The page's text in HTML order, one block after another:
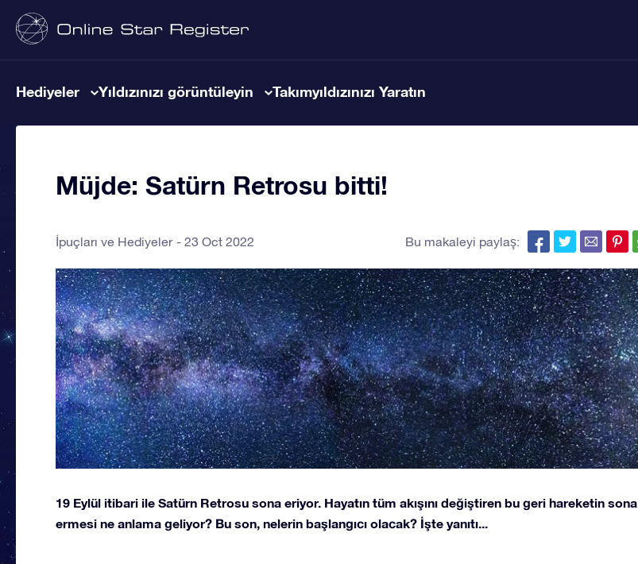
Hediyeler Yıldızınızı görüntüleyin Takımyıldızınızı Yaratın
Müjde: Satürn Retrosu bitti!
İpuçları ve Hediyeler 23 Oct 2022 Bu makaleyi paylaş:
19 Eylül itibari ile Satürn Retrosu sona eriyor. Hayatın tüm akışını değiştiren bu geri hareketin sona
ermesi ne anlama geliyor? Bu son, nelerin başlangıcı olacak? İşte yanıtı...